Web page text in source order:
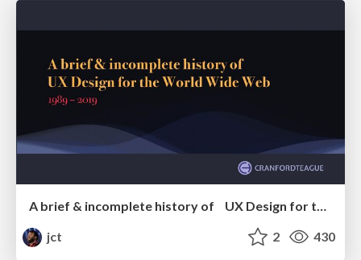
A brief & incomplete history of UX Design for the World Wide Web: 1989–2019
jct
2 430